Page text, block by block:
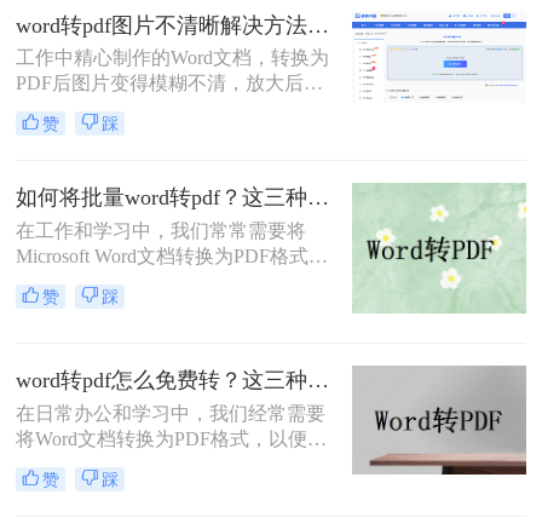
转！那么word转pdf后格式乱了怎么办
呢？本文直击痛点，提供可立即执行
的修复方案，助您10分钟内恢复完美
排版！
word转pdf图片不清晰解决方法：5种高清转换方法（2026实测指南）
工作中精心制作的Word文档，转换为
PDF后图片变得模糊不清，放大后出
现马赛克、细节丢失……这些"清晰
度灾难"不仅影响专业形象，更可能
忍受模糊图片！本文直击痛点，提供
可立即执行的word转pdf图片不清晰解
决方法，助您10分钟内获得印刷级清
晰度！
赞 踩
如何将批量word转pdf？这三种方法都可以实现批量转换
在工作和学习中，我们常常需要将
Microsoft Word文档转换为PDF格式，
以确保文档的布局和格式在任何设备
上都能保持一致。手动逐个转换多个
向您介绍几种批量将Word文档转换为
PDF的有效方法，帮助您节省时间，
提高工作效率。
赞 踩
word转pdf怎么免费转？这三种方法很好用！
在日常办公和学习中，我们经常需要
将Word文档转换为PDF格式，以便在
不同设备和平台上保持一致的排版和
可读性。虽然市面上有很多专业的
赞 踩